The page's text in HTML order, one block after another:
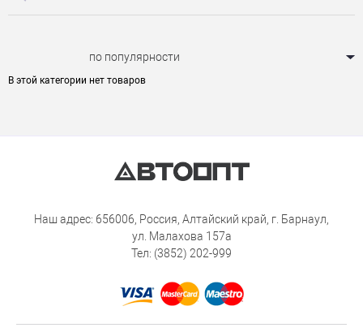
В этой категории нет товаров
Наш адрес: 656006, Россия, Алтайский край, г. Барнаул,
ул. Малахова 157а
Тел: (3852) 202-999